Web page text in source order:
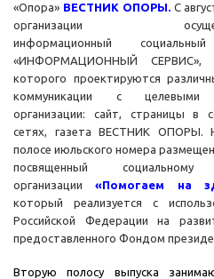
«Опора» ВЕСТНИК ОПОРЫ.С
организации
информационный
«ИНФОРМАЦИОННЫЙ СЕРВИС»,
которого проектируются
коммуникации с целевыми
организации: сайт, страницы в
сетях, газета ВЕСТНИК ОПОРЫ.
полосе июльского номера
посвященный социальному
организации«Помогаем на
который реализуется с
Российской Федерации на
предоставленного Фондом
Вторую полосу выпуска